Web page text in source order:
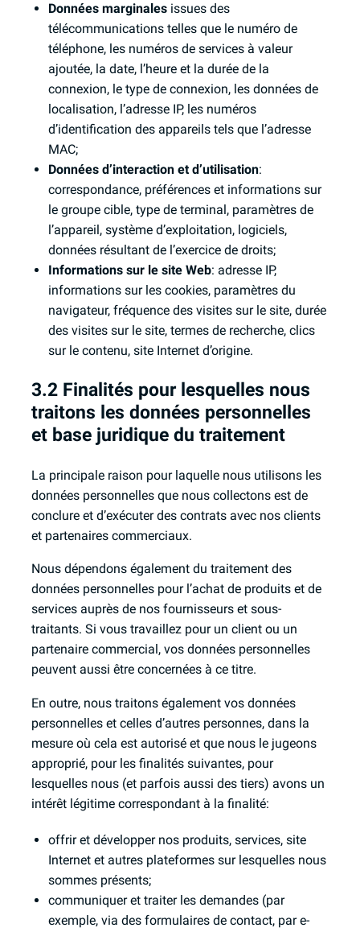
Données marginalesissues des
télécommunications telles que le numéro de
téléphone, les numéros de services à valeur
ajoutée, la date, l’heure et la durée de la
connexion, le type de connexion, les données de
localisation, l’adresse IP, les numéros
d’identification des appareils tels que l’adresse
MAC;
Données d’interaction et d’utilisation:
correspondance, préférences et informations sur
le groupe cible, type de terminal, paramètres de
l’appareil, système d’exploitation, logiciels,
données résultant de l’exercice de droits;
Informations sur le site Web: adresse IP,
informations sur les cookies, paramètres du
navigateur, fréquence des visites sur le site, durée
des visites sur le site, termes de recherche, clics
sur le contenu, site Internet d’origine.
3.2 Finalités pour lesquelles nous
traitons les données personnelles
et base juridique du traitement
La principale raison pour laquelle nous utilisons les
données personnelles que nous collectons est de
conclure et d’exécuter des contrats avec nos clients
et partenaires commerciaux.
Nous dépendons également du traitement des
données personnelles pour l’achat de produits et de
services auprès de nos fournisseurs et sous-
traitants. Si vous travaillez pour un client ou un
partenaire commercial, vos données personnelles
peuvent aussi être concernées à ce titre.
En outre, nous traitons également vos données
personnelles et celles d’autres personnes, dans la
mesure où cela est autorisé et que nous le jugeons
approprié, pour les finalités suivantes, pour
lesquelles nous (et parfois aussi des tiers) avons un
intérêt légitime correspondant à la finalité:
offrir et développer nos produits, services, site
Internet et autres plateformes sur lesquelles nous
sommes présents;
communiquer et traiter les demandes (par
exemple, via des formulaires de contact, par e-